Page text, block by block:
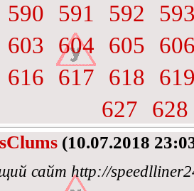
590 591 592
603 604 605
616 617 618
627
628
(10.07.2018
сайт http://